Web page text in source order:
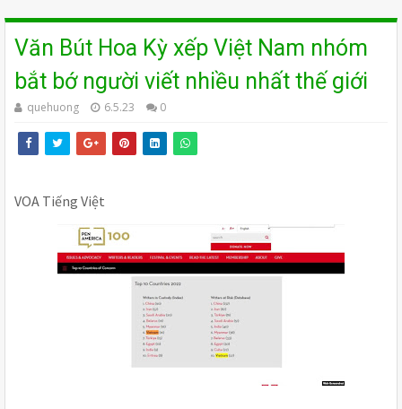
Văn Bút Hoa Kỳ xếp Việt Nam nhóm
bắt bớ người viết nhiều nhất thế giới
quehuong 6.5.23 0
VOA Tiếng Việt